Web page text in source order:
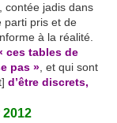
contée jadis dans
parti pris et de
à la réalité.
ces tables de
pas » , et qui sont
d’être discrets,
2012